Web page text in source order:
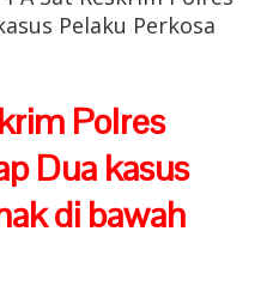
Pelaku Perkosa
Polres
Dua kasus
di bawah